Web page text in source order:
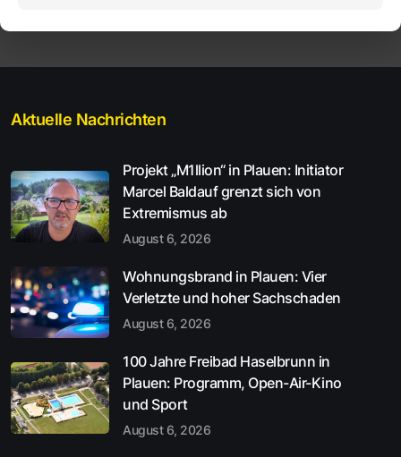
Aktuelle Nachrichten
Projekt „M1llion“ in Plauen: Initiator
Marcel Baldauf grenzt sich von
Extremismus ab
August 6, 2026
Wohnungsbrand in Plauen: Vier
Verletzte und hoher Sachschaden
August 6, 2026
100 Jahre Freibad Haselbrunn in
Plauen: Programm, Open-Air-Kino
und Sport
August 6, 2026